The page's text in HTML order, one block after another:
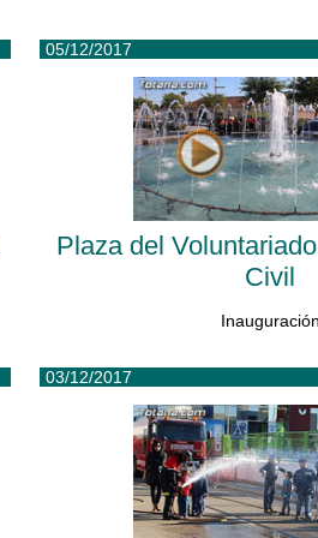
05/12/2017
Plaza del
Civil
Inauguración
03/12/2017